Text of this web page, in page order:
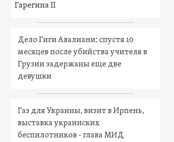
Гарегина II
Дело Гиги Авалиани: спустя 10
месяцев после убийства учителя в
Грузии задержаны еще две
девушки
Газ для Украины, визит в Ирпень,
выставка украинских
беспилотников - глава МИД